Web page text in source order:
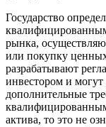
Государство
рынка,
или покупку
разрабатывают
инвестором и могут
дополнительные
актива, то это не